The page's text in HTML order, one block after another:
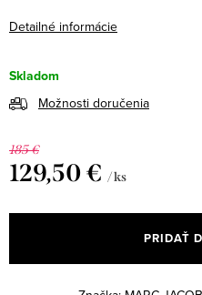
Detailné informácie
Skladom
Možnosti doručenia
185 €
129,50 € / ks
cena:
PRIDAŤ